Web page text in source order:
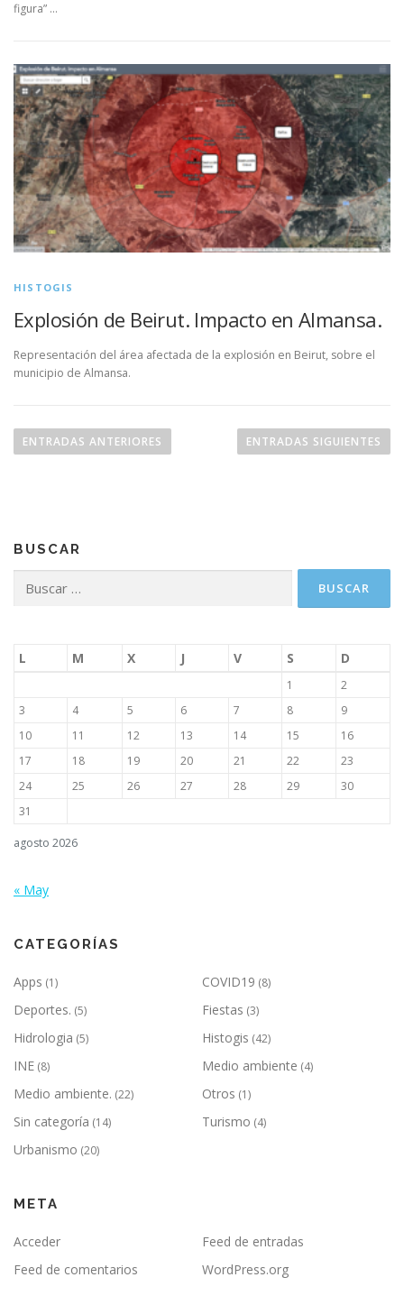
figura” …
HISTOGIS
Explosión de Beirut. Impacto en Almansa.
Representación del área afectada de la explosión en Beirut, sobre el
municipio de Almansa.
a
c
d
n
a
d
a
ENTRADAS ANTERIORES ENTRADAS SIGUIENTES
BUSCAR
agosto 2026
L M X J V S D
1
2
3
4 5 6 7 8
9
10
11 12 13 14 15
16
17
18 19 20 21 22
23
24
25 26 27 28 29
30
31
« May
CATEGORÍAS
Apps (1) COVID19 (8)
Deportes. (5) Fiestas (3)
Hidrologia (5) Histogis (42)
INE (8) Medio ambiente (4)
Medio ambiente. (22) Otros (1)
Sin categoría (14) Turismo (4)
Urbanismo (20)
META
Acceder
Feed de entradas
Feed de comentarios
WordPress.org